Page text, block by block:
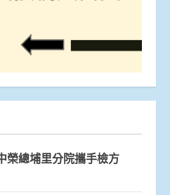
總埔里分院攜手檢方